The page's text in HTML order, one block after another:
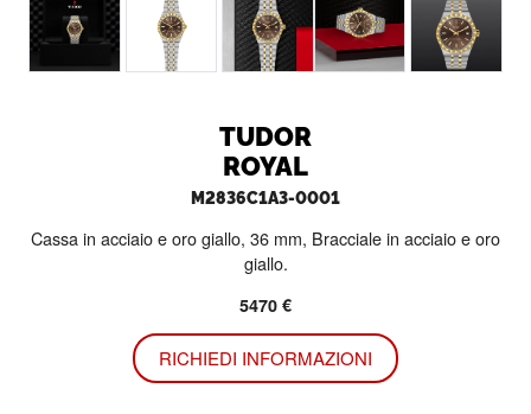
TUDOR
ROYAL
M2836C1A3-0001
Cassa in acciaio e oro giallo, 36 mm, Bracciale in acciaio e oro
giallo.
5470 €
RICHIEDI INFORMAZIONI